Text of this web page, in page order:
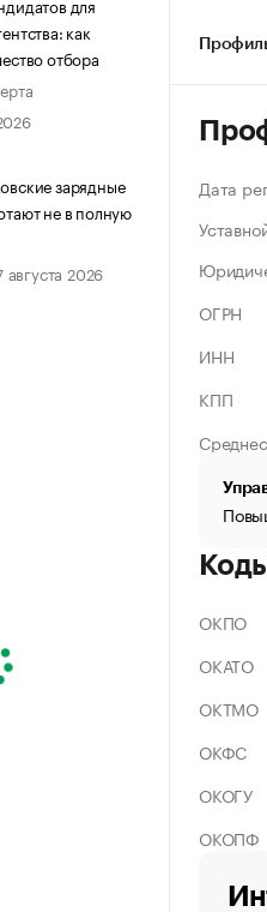
для
как
отбора
зарядные
не в полную
августа 2026
Дата
ОГРН
ИНН
КПП
ОКПО
ОКАТО
ОКТМО
ОКФС
ОКОГУ
ОКОПФ